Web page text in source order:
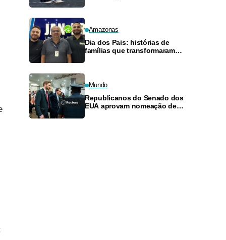
Amazonas
Dia dos Pais: histórias de
famílias que transformaram
Mundo
Republicanos do Senado dos
EUA aprovam nomeação de